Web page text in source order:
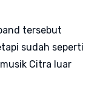
tersebut
sudah seperti
Citra luar